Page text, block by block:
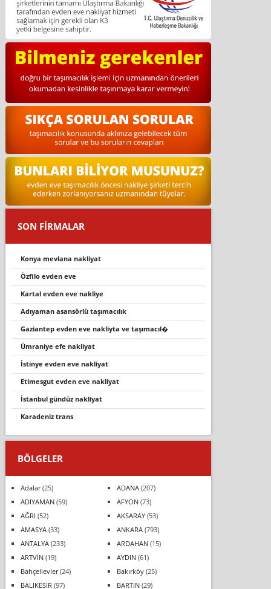
SON FİRMALAR
konya mevlana nakliyat
özfilo evden eve
kartal evden eve nakliye
adıyaman asansörlü taşımacılık
gaziantep evden eve nakliyta ve taşımacıl�
ümraniye efe nakliyat
i̇stinye evden eve nakliyat
etimesgut evden eve nakliyat
i̇stanbul gündüz nakliyat
karadeniz trans
BÖLGELER
Adalar(25) ADANA(207)
ADIYAMAN(59) AFYON(73)
AĞRI (52) AKSARAY(53)
AMASYA(33) ANKARA(793)
ANTALYA(233) ARDAHAN(15)
ARTVİN(19) AYDIN(61)
Bahçelievler(24) Bakırköy(25)
BALIKESİR(97) BARTIN(29)